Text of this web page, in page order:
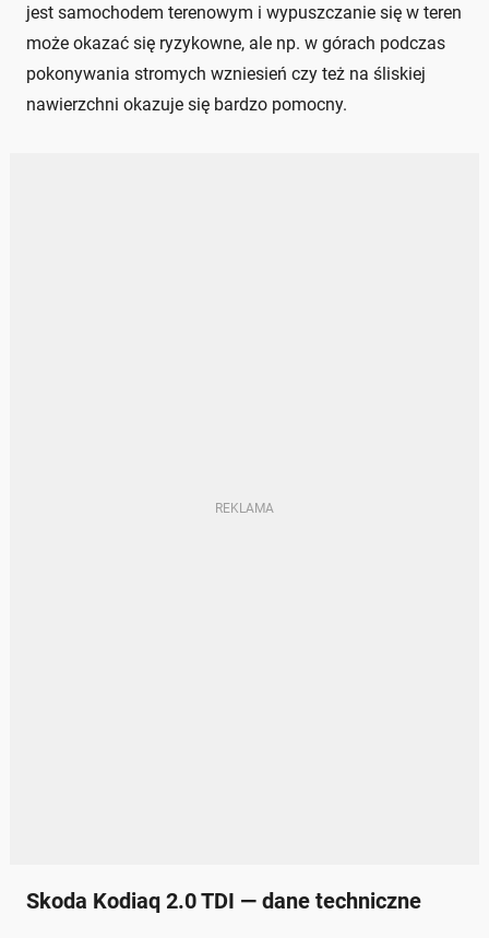
jest samochodem terenowym i wypuszczanie się w teren
może okazać się ryzykowne, ale np. w górach podczas
pokonywania stromych wzniesień czy też na śliskiej
nawierzchni okazuje się bardzo pomocny.
Skoda Kodiaq 2.0 TDI — dane techniczne